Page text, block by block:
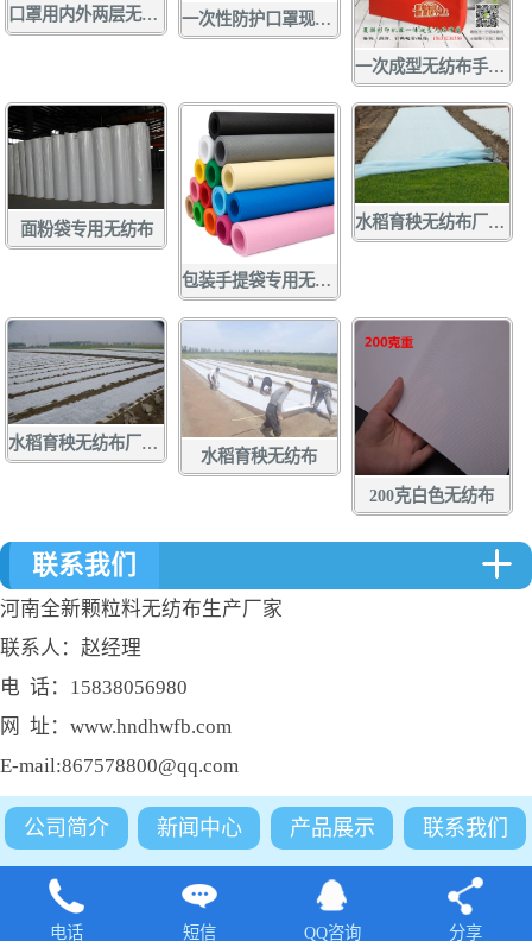
口罩用内外两层无纺布 口罩无纺布 一次性防护口罩现货供应
一次成型无纺布手提袋
面粉袋专用无纺布
包装手提袋专用无纺布 各种彩色无纺布
水稻育秧无纺布厂家定做批发
水稻育秧无纺布厂家定做批发
水稻育秧无纺布
200克白色无纺布
联系我们
河南全新颗粒料无纺布生产厂家
联系人：赵经理
电 话：15838056980
网 址：www.hndhwfb.com
E-mail:867578800@qq.com
公司简介 新闻中心 产品展示 联系我们
电话 短信 QQ咨询 分享